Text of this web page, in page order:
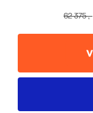
62 375,-